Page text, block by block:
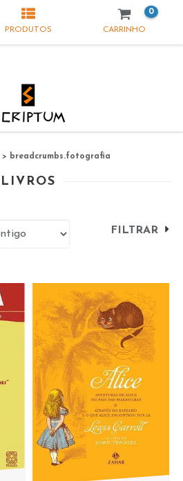
PRODUTOS CARRINHO
0
> breadcrumbs.fotografia
LIVROS
FILTRAR